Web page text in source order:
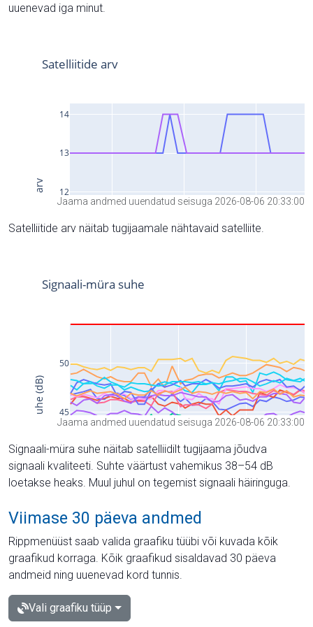
uuenevad iga minut.
Jaama andmed uuendatud seisuga 2026-08-06 20:33:00
Satelliitide arv näitab tugijaamale nähtavaid satelliite.
Jaama andmed uuendatud seisuga 2026-08-06 20:33:00
Signaali-müra suhe näitab satelliidilt tugijaama jõudva
signaali kvaliteeti. Suhte väärtust vahemikus 38–54 dB
loetakse heaks. Muul juhul on tegemist signaali häiringuga.
Viimase 30 päeva andmed
Rippmenüüst saab valida graafiku tüübi või kuvada kõik
graafikud korraga. Kõik graafikud sisaldavad 30 päeva
andmeid ning uuenevad kord tunnis.
Vali graafiku tüüp